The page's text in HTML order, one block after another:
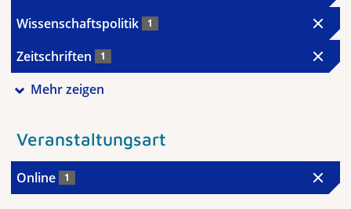
Wissenschaftspolitik 1
Zeitschriften 1
Mehr zeigen
Veranstaltungsart
Online 1